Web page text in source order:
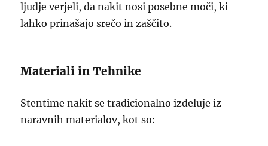
ljudje verjeli, da nakit nosi posebne moči, ki
lahko prinašajo srečo in zaščito.
Materiali in Tehnike
Stentime nakit se tradicionalno izdeluje iz
naravnih materialov, kot so: